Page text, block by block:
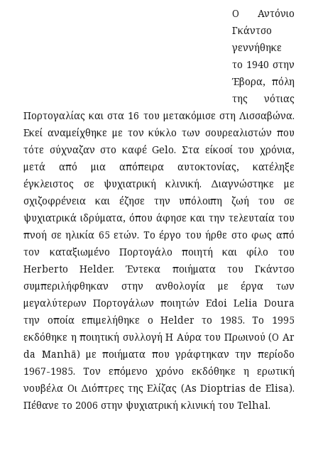
Ο Αντόνιο
Γκάντσο
γεννήθηκε
το 1940 στην
Έβορα, πόλη
της νότιας
Πορτογαλίας και στα 16 του μετακόμισε στη Λισσαβώνα.
Εκεί αναμείχθηκε με τον κύκλο των σουρεαλιστών που
τότε σύχναζαν στο καφέ Gelo. Στα είκοσί του χρόνια,
μετά από μια απόπειρα αυτοκτονίας, κατέληξε
έγκλειστος σε ψυχιατρική κλινική. Διαγνώστηκε με
σχιζοφρένεια και έζησε την υπόλοιπη ζωή του σε
ψυχιατρικά ιδρύματα, όπου άφησε και την τελευταία του
πνοή σε ηλικία 65 ετών. Το έργο του ήρθε στο φως από
τον καταξιωμένο Πορτογάλο ποιητή και φίλο του
Herberto Helder. Έντεκα ποιήματα του Γκάντσο
συμπεριλήφθηκαν στην ανθολογία με έργα των
μεγαλύτερων Πορτογάλων ποιητών Edoi Lelia Doura
την οποία επιμελήθηκε ο Helder το 1985. Το 1995
εκδόθηκε η ποιητική συλλογή Η Αύρα του Πρωινού (O Ar
da Manhã) με ποιήματα που γράφτηκαν την περίοδο
1967-1985. Τον επόμενο χρόνο εκδόθηκε η ερωτική
νουβέλα Οι Διόπτρες της Ελίζας (As Dioptrias de Elisa).
Πέθανε το 2006 στην ψυχιατρική κλινική του Telhal.